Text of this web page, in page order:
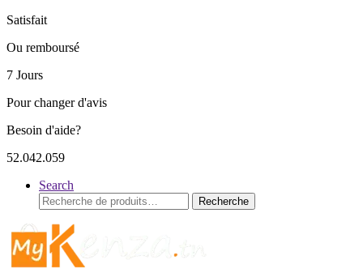
Satisfait
Ou remboursé
7 Jours
Pour changer d'avis
Besoin d'aide?
52.042.059
Search
Recherche
pour :
Recherche